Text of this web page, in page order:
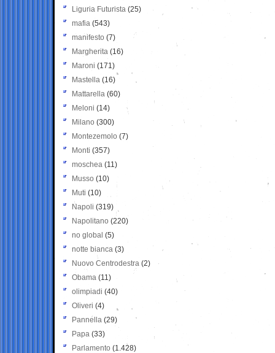
Liguria Futurista (25)
mafia (543)
manifesto (7)
Margherita (16)
Maroni (171)
Mastella (16)
Mattarella (60)
Meloni (14)
Milano (300)
Montezemolo (7)
Monti (357)
moschea (11)
Musso (10)
Muti (10)
Napoli (319)
Napolitano (220)
no global (5)
notte bianca (3)
Nuovo Centrodestra (2)
Obama (11)
olimpiadi (40)
Oliveri (4)
Pannella (29)
Papa (33)
Parlamento (1.428)